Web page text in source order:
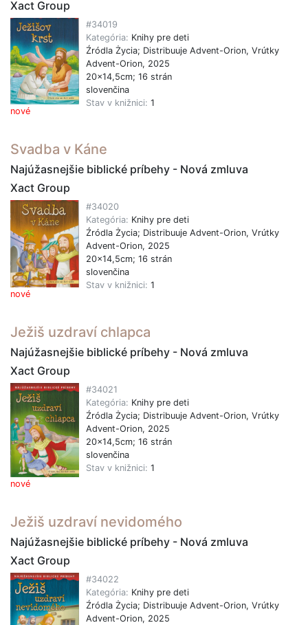
Xact Group
nové
#34019
Kategória: Knihy pre deti
Źródla Życia; Distribuuje Advent-Orion, Vrútky
Advent-Orion, 2025
20x14,5cm; 16 strán
slovenčina
Stav v knižnici: 1
Svadba v Káne
Najúžasnejšie biblické príbehy - Nová zmluva
Xact Group
nové
#34020
Kategória: Knihy pre deti
Źródla Życia; Distribuuje Advent-Orion, Vrútky
Advent-Orion, 2025
20x14,5cm; 16 strán
slovenčina
Stav v knižnici: 1
Ježiš uzdraví chlapca
Najúžasnejšie biblické príbehy - Nová zmluva
Xact Group
nové
#34021
Kategória: Knihy pre deti
Źródla Życia; Distribuuje Advent-Orion, Vrútky
Advent-Orion, 2025
20x14,5cm; 16 strán
slovenčina
Stav v knižnici: 1
Ježiš uzdraví nevidomého
Najúžasnejšie biblické príbehy - Nová zmluva
Xact Group
#34022
Kategória: Knihy pre deti
Źródla Życia; Distribuuje Advent-Orion, Vrútky
Advent-Orion, 2025